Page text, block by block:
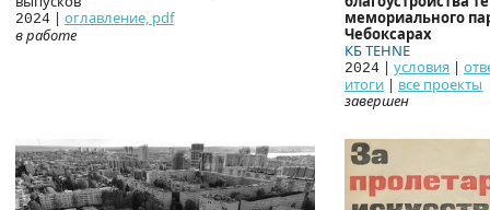
2024 | оглавление, pdf
в работе
мемориального
Чебоксарах
КБ TEHNE
2024 | условия |
итоги | все проекты
завершен